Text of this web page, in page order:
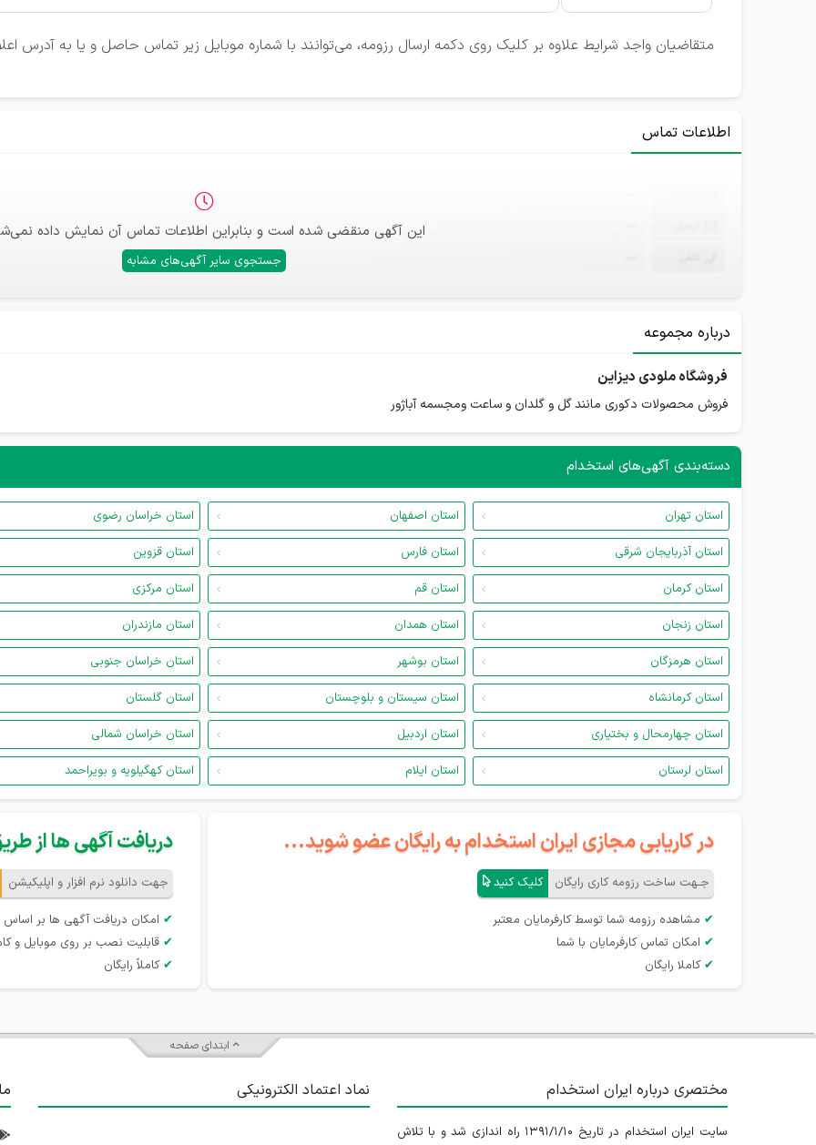
متقاضیان واجد شرایط علاوه بر کلیک روی دکمه ارسال رزومه، می‌توانند با شماره موبایل زیر تماس حاصل و یا به آدرس
اطلاعات تماس
این آگهی منقضی شده است و بنابراین اطلاعات تماس آن نمایش داده
جستجوی سایر آگهی‌های مشابه
درباره مجموعه
فروشگاه ملودی دیزاین
فروش محصولات دکوری مانند گل و گلدان و ساعت ومجسمه آباژور
دسته‌بندی آگهی‌های استخدام
استان تهران استان اصفهان
استان خراسان رضوی
استان آذربایجان شرقی
استان فارس
استان قزوین
استان کرمان
استان قم
استان مرکزی
استان زنجان
استان همدان
استان مازندران
استان هرمزگان
استان بوشهر
استان خراسان جنوبی
استان کرمانشاه
استان سیستان و بلوچستان
استان گلستان
استان چهارمحال و بختیاری
استان اردبیل
استان خراسان شمالی
استان لرستان
استان ایلام استان کهگیلویه و بویراحمد
در کاریابی مجازی ایران استخدام به رایگان عضو شوید...
جـهت ساخت رزومه کاری رایگان کلیک کنید
✔ مشاهده رزومه شما توسط کارفرمایان معتبر
✔ امکان تماس کارفرمایان با شما
✔ کاملا رایگان
دریافت آگهی ها از
جهت دانلود نرم افزار و اپلیکیشن
✔ امکان دریافت آگهی ها بر
✔ قابلیت نصب بر روی موبایل و
✔ کاملاً رایگان
ابتدای صفحه
مختصری درباره ایران استخدام
سایت ایران استخدام در تاریخ ۱۳۹۱/۱/۱۰ راه اندازی شد و با تلاش
نماد اعتماد الکترونیکی